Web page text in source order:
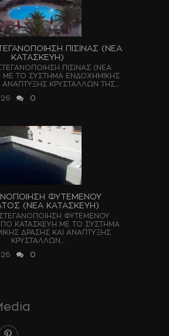
ΠΙΣΙΝΑΣ (ΝΕΑ
ΚΑΤΑΣΚΕΥΗ)
ΠΙΣΙΝΑΣ (ΝΕΑ
ΜΕ ΤΟ ΣΥΣΤΗΜΑ ΕΝΔΟΧΗΜΙΚΗΣ
ΑΝΑΠΤΥΞΗΣ ΚΡΥΣΤΑΛΛΩΝ ΤΗΣ...
0
ΦΥΤΕΜΕΝΟΥ
(ΝΕΑ ΚΑΤΑΣΚΕΥΗ)
ΦΥΤΕΜΕΝΟΥ
ΚΑΤΑΣΚΕΥΗ ΜΕ ΤΟ ΣΥΣΤΗΜΑ
ΔΡΑΣΗΣ ΚΑΙ ΑΝΑΠΤΥΞΗΣ
ΚΡΥΣΤΑΛΛΩΝ...
0